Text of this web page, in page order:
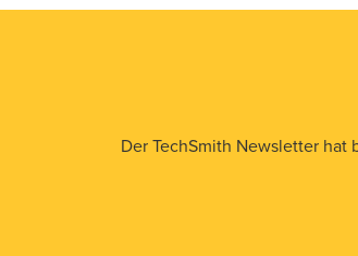
Der TechSmith Newsletter